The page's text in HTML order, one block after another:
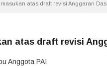
atas draft revisi Anggaran
atas draft revisi
Anggota PAI